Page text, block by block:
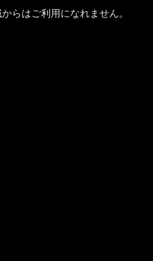
らはご利用になれません。